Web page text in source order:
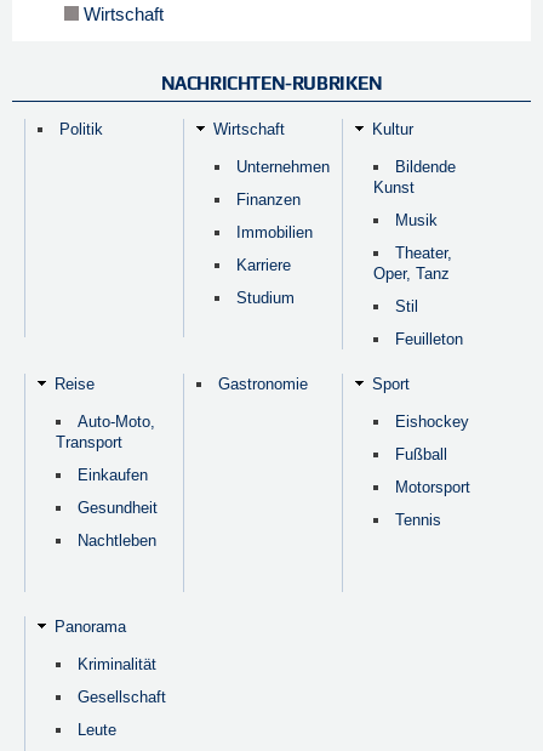
Wirtschaft
NACHRICHTEN-RUBRIKEN
Politik Wirtschaft
Unternehmen
Finanzen
Immobilien
Karriere
Studium
Kultur
Bildende
Kunst
Musik
Theater,
Oper, Tanz
Stil
Feuilleton
Reise
Auto-Moto,
Transport
Einkaufen
Gesundheit
Nachtleben
Gastronomie Sport
Eishockey
Fußball
Motorsport
Tennis
Panorama
Kriminalität
Gesellschaft
Leute